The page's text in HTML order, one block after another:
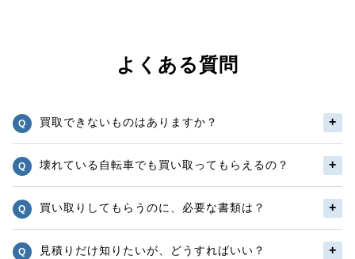
よくある質問
買取できないものはありますか？
壊れている自転車でも買い取ってもらえるの？
買い取りしてもらうのに、必要な書類は？
見積りだけ知りたいが、どうすればいい？